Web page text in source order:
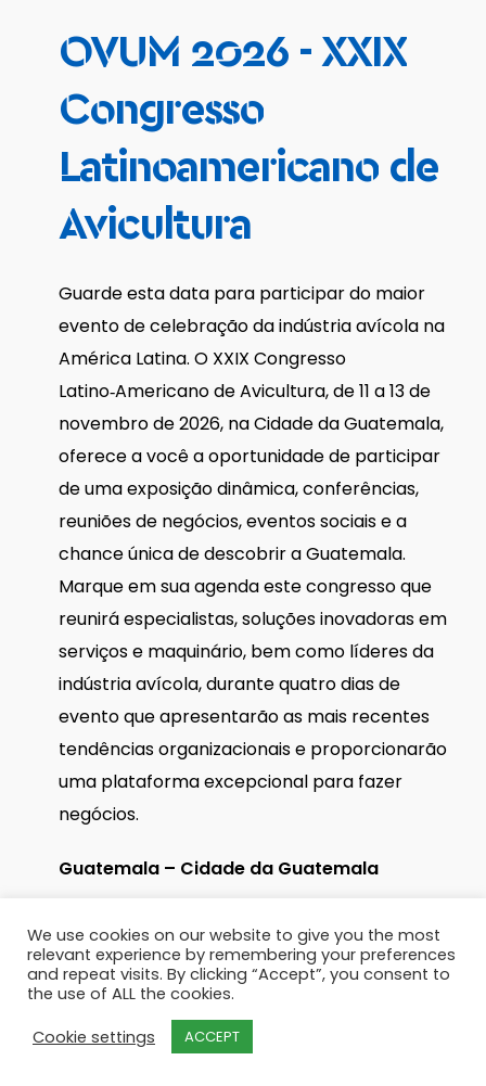
OVUM 2026 - XXIX
Congresso
Latinoamericano de
Avicultura
Guarde esta data para participar do maior
evento de celebração da indústria avícola na
América Latina. O XXIX Congresso
Latino‑Americano de Avicultura, de 11 a 13 de
novembro de 2026, na Cidade da Guatemala,
oferece a você a oportunidade de participar
de uma exposição dinâmica, conferências,
reuniões de negócios, eventos sociais e a
chance única de descobrir a Guatemala.
Marque em sua agenda este congresso que
reunirá especialistas, soluções inovadoras em
serviços e maquinário, bem como líderes da
indústria avícola, durante quatro dias de
evento que apresentarão as mais recentes
tendências organizacionais e proporcionarão
uma plataforma excepcional para fazer
negócios.
Guatemala – Cidade da Guatemala
We use cookies on our website to give you the most
relevant experience by remembering your preferences
and repeat visits. By clicking “Accept”, you consent to
the use of ALL the cookies.
Cookie settings
ACCEPT